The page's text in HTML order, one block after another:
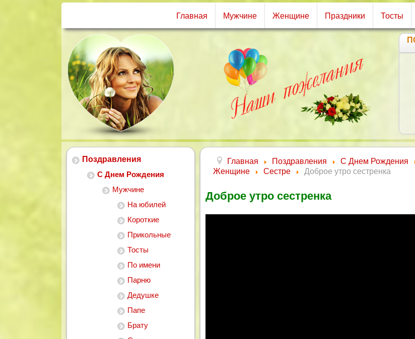
Главная Мужчине Женщине Праздники Тосты
Поздравления
С Днем Рождения
Мужчине
На юбилей
Короткие
Прикольные
Тосты
По имени
Парню
Дедушке
Папе
Брату
Главная Поздравления
С Днем Рождения
Женщине
Сестре Доброе утро сестренка
Доброе утро сестренка